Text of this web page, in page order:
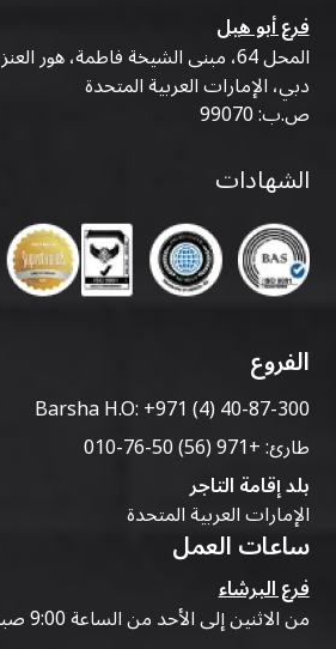
فرع أبو هيل
المحل 64، مبنى الشيخة فاطمة، هور
دبي، الإمارات العربية المتحدة
ص.ب: 99070
الشهادات
الفروع
Barsha H.O:+971 (4) 40-87-300
طارئ:+971 (56) 50-76-010
بلد إقامة التاجر
الإمارات العربية المتحدة
ساعات العمل
فرع البرشاء
من الاثنين إلى الأحد من الساعة 9:00 صباحًا حتى 07:00 مساءً